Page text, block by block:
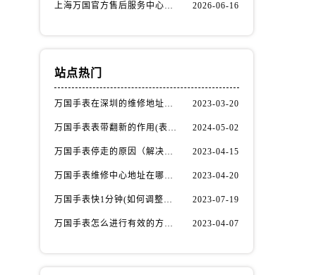
上海万国官方售后服务中心｜热线电话与网点地址权威信息公示（2026年6月最新） 2026-06-16
站点热门
万国手表在深圳的维修地址在哪了（万国手表如何更换表带） 2023-03-20
万国手表表带翻新的作用(表带翻新有什么用) 2024-05-02
万国手表停走的原因（解决方法） 2023-04-15
万国手表维修中心地址在哪呢？ 2023-04-20
万国手表快1分钟(如何调整时间准确无误) 2023-07-19
万国手表怎么进行有效的方法进行消磁呢(机械手表消磁) 2023-04-07